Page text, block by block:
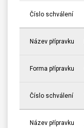
Číslo schválení
Název přípravku
Forma přípravku
Číslo schválení
Název přípravku